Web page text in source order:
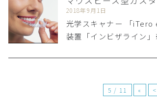
2018年9月1日
光学スキャナー 「iTero
装置「インビザライン
5 / 11 « <